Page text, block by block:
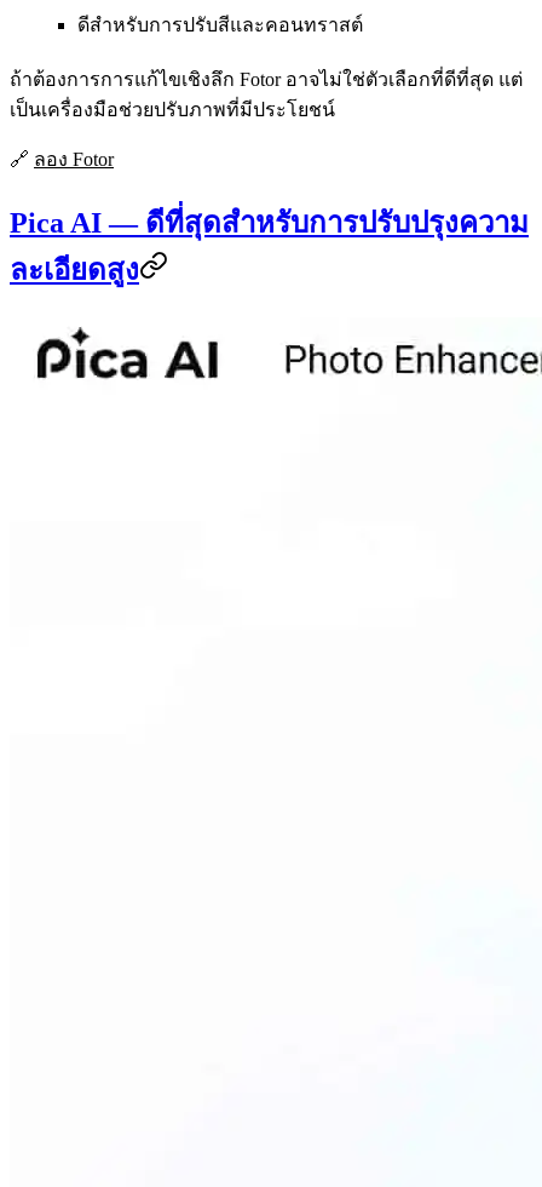
ดีสำหรับการปรับสีและคอนทราสต์
ถ้าต้องการการแก้ไขเชิงลึก Fotor อาจไม่ใช่ตัวเลือกที่ดีที่สุด แต่
เป็นเครื่องมือช่วยปรับภาพที่มีประโยชน์
🔗 ลอง Fotor
Pica AI — ดีที่สุดสำหรับการปรับปรุงความ
ละเอียดสูง